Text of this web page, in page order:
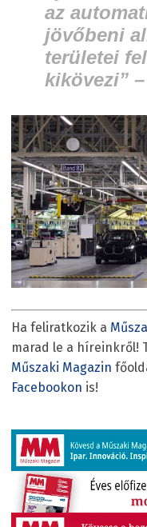
az
jövőbeni
területei
kikövezi”
Ha feliratkozik a
marad le a híreinkről!
Műszaki Magazin
Facebookon is!